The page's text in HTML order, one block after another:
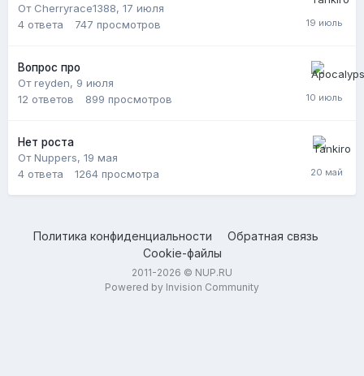
От Cherryrace1388, 17 июля
4 ответа 747 просмотров
Вопрос про
От reyden, 9 июля
12 ответов 899 просмотров
Нет роста
От Nuppers, 19 мая
4 ответа 1264 просмотра
Политика конфиденциальности
Обратная связь
Cookie-файлы
2011-2026 © NUP.RU
Powered by Invision Community